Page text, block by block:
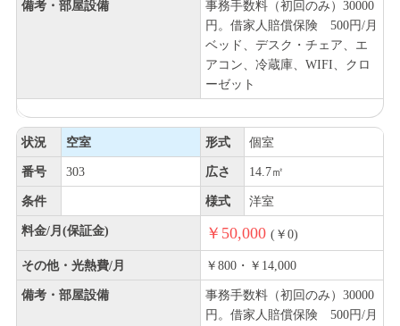
備考・部屋設備
事務手数料（初回のみ）30000
円。借家人賠償保険 500円/月
ベッド、デスク・チェア、エ
アコン、冷蔵庫、WIFI、クロ
ーゼット
状況 空室 形式 個室
番号 303 広さ 14.7㎡
条件 様式 洋室
料金/月(保証金) ￥50,000 (￥0)
その他・光熱費/月 ￥800・￥14,000
備考・部屋設備
事務手数料（初回のみ）30000
円。借家人賠償保険 500円/月